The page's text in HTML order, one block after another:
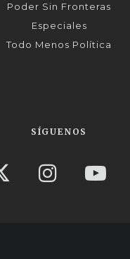
Poder Sin Fronteras
Especiales
Todo Menos Política
SÍGUENOS